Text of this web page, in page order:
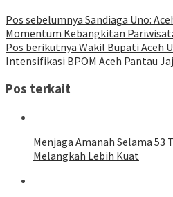
Pos sebelumnya Sandiaga Uno:
Momentum Kebangkitan
Pos berikutnya Wakil Bupati Aceh
Intensifikasi BPOM Aceh Pantau
Pos terkait
Menjaga Amanah Selama 53
Melangkah Lebih Kuat